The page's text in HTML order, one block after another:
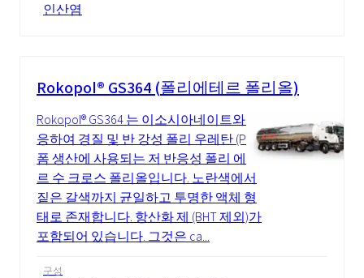
인산염
Rokopol® GS364 (폴리에테르 폴리올)
Rokopol® GS364 는 이소시아네이트와 반
응하여 경질 및 반 강성 폴리 우레탄 (PUR)
폼 생산에 사용되는 저 반응성 폴리 에테
르 수 크로스 폴리올입니다. 노란색에서
짙은 갈색까지 균일하고 투명한 액체 형
태로 존재합니다. 항산화 제 (BHT 제외)가
포함되어 있습니다. 그것은 ca...
구성